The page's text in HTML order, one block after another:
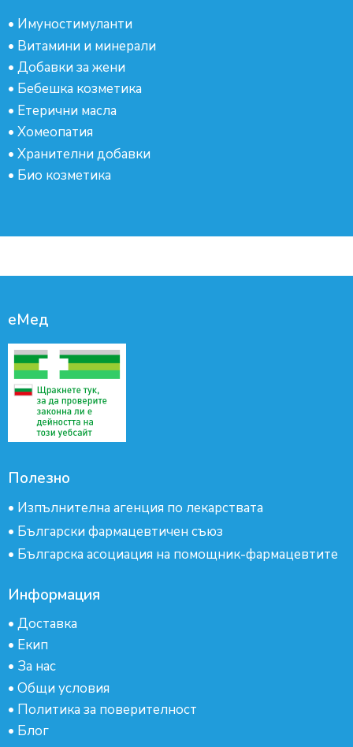
• Имуностимуланти
• Витамини и минерали
• Добавки за жени
• Бебешка козметика
• Етерични масла
• Хомеопатия
• Хранителни добавки
• Био козметика
еМед
Полезно
• Изпълнителна агенция по лекарствата
• Български фармацевтичен съюз
• Българска асоциация на помощник-фармацевтите
Информация
• Доставка
• Екип
• За нас
• Общи условия
• Политика за поверителност
• Блог